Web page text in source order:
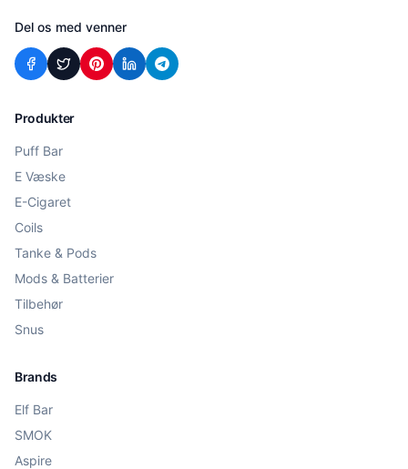
Del os med venner
Produkter
Puff Bar
E Væske
E-Cigaret
Coils
Tanke & Pods
Mods & Batterier
Tilbehør
Snus
Brands
Elf Bar
SMOK
Aspire